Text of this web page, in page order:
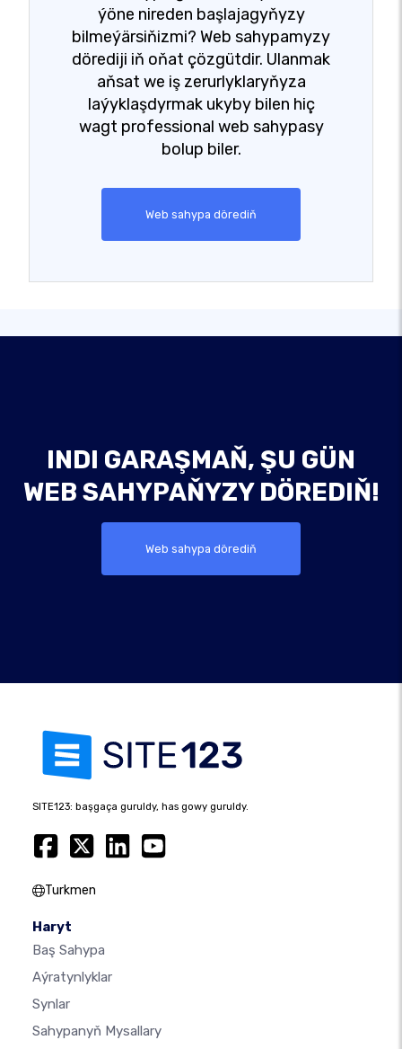
ýöne nireden başlajagyňyzy
bilmeýärsiňizmi? Web sahypamyzy
dörediji iň oňat çözgütdir. Ulanmak
aňsat we iş zerurlyklaryňyza
laýyklaşdyrmak ukyby bilen hiç
wagt professional web sahypasy
bolup biler.
Web sahypa dörediň
INDI GARAŞMAŇ, ŞU GÜN
WEB SAHYPAŇYZY DÖREDIŇ!
Web sahypa dörediň
SITE123: başgaça guruldy, has gowy guruldy.
Turkmen
Haryt
Baş Sahypa
Aýratynlyklar
Synlar
Sahypanyň Mysallary